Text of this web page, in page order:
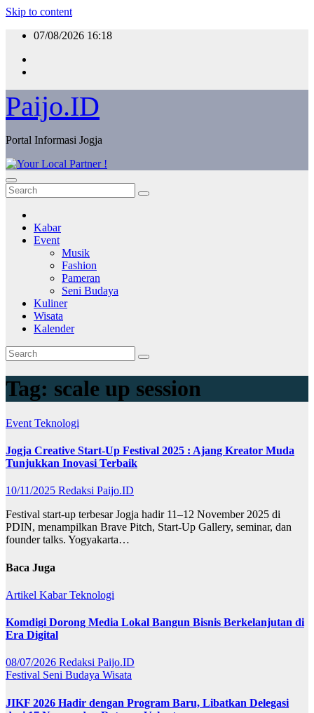
Skip to content
07/08/2026 16:18
Paijo.ID
Portal Informasi Jogja
Kabar
Event
Musik
Fashion
Pameran
Seni Budaya
Kuliner
Wisata
Kalender
Tag: scale up session
Event Teknologi
Jogja Creative Start-Up Festival 2025 : Ajang Kreator Muda
Tunjukkan Inovasi Terbaik
10/11/2025 Redaksi Paijo.ID
Festival start-up terbesar Jogja hadir 11–12 November 2025 di
PDIN, menampilkan Brave Pitch, Start-Up Gallery, seminar, dan
founder talks. Yogyakarta…
Baca Juga
Artikel KabarTeknologi
Komdigi Dorong Media Lokal Bangun Bisnis Berkelanjutan di
Era Digital
08/07/2026 Redaksi Paijo.ID
Festival Seni Budaya Wisata
JIKF 2026 Hadir dengan Program Baru, Libatkan Delegasi